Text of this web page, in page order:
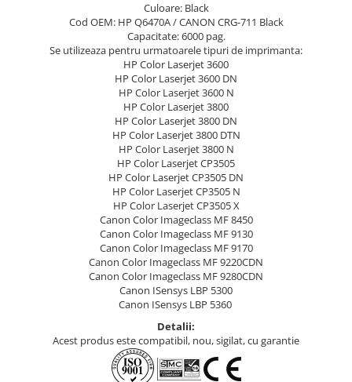
Culoare: Black
Cod OEM: HP Q6470A / CANON CRG-711 Black
Capacitate: 6000 pag.
Se utilizeaza pentru urmatoarele tipuri de imprimanta:
HP Color Laserjet 3600
HP Color Laserjet 3600 DN
HP Color Laserjet 3600 N
HP Color Laserjet 3800
HP Color Laserjet 3800 DN
HP Color Laserjet 3800 DTN
HP Color Laserjet 3800 N
HP Color Laserjet CP3505
HP Color Laserjet CP3505 DN
HP Color Laserjet CP3505 N
HP Color Laserjet CP3505 X
Canon Color Imageclass MF 8450
Canon Color Imageclass MF 9130
Canon Color Imageclass MF 9170
Canon Color Imageclass MF 9220CDN
Canon Color Imageclass MF 9280CDN
Canon ISensys LBP 5300
Canon ISensys LBP 5360
Detalii:
Acest produs este compatibil, nou, sigilat, cu garantie